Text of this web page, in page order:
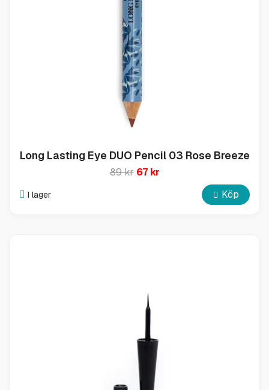
Long Lasting Eye DUO Pencil 03 Rose Breeze
89 kr 67 kr
I lager Köp